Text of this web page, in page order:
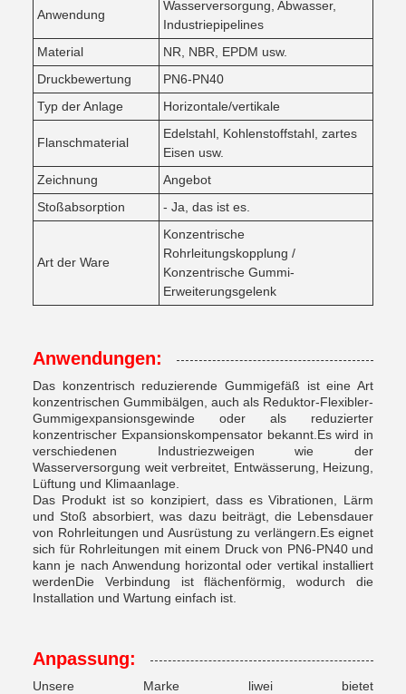
Anwendung
Wasserversorgung, Abwasser,
Industriepipelines
Material
NR, NBR, EPDM usw.
Druckbewertung
PN6-PN40
Typ der Anlage
Horizontale/vertikale
Flanschmaterial
Edelstahl, Kohlenstoffstahl, zartes
Eisen usw.
Zeichnung
Angebot
Stoßabsorption
- Ja, das ist es.
Art der Ware
Konzentrische
Rohrleitungskopplung /
Konzentrische Gummi-
Erweiterungsgelenk
Anwendungen:
Das konzentrisch reduzierende Gummigefäß ist eine Art
konzentrischen Gummibälgen, auch als Reduktor-Flexibler-
Gummigexpansionsgewinde oder als reduzierter
konzentrischer Expansionskompensator bekannt.Es wird in
verschiedenen Industriezweigen wie der
Wasserversorgung weit verbreitet, Entwässerung, Heizung,
Lüftung und Klimaanlage.
Das Produkt ist so konzipiert, dass es Vibrationen, Lärm
und Stoß absorbiert, was dazu beiträgt, die Lebensdauer
von Rohrleitungen und Ausrüstung zu verlängern.Es eignet
sich für Rohrleitungen mit einem Druck von PN6-PN40 und
kann je nach Anwendung horizontal oder vertikal installiert
werdenDie Verbindung ist flächenförmig, wodurch die
Installation und Wartung einfach ist.
Anpassung:
Unsere Marke liwei bietet